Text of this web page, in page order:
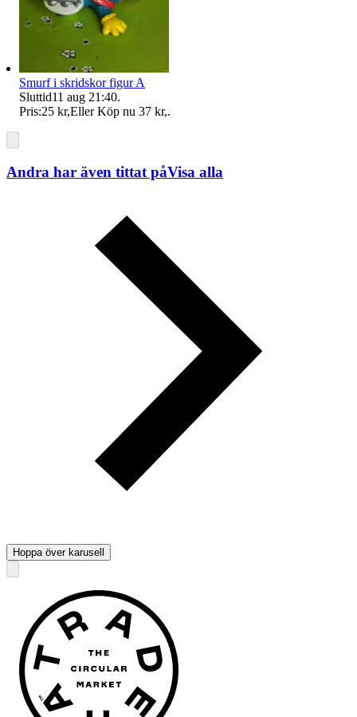
Smurf i skridskor figur A
Sluttid11 aug 21:40.
Pris:25 kr,Eller Köp nu 37 kr,.
Andra har även tittat påVisa alla
Hoppa över karusell